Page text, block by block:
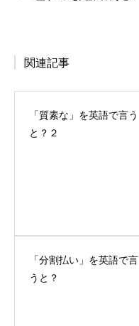
関連記事
「質素な」を英語で言う
と？２
「分割払い」を英語で言
うと？